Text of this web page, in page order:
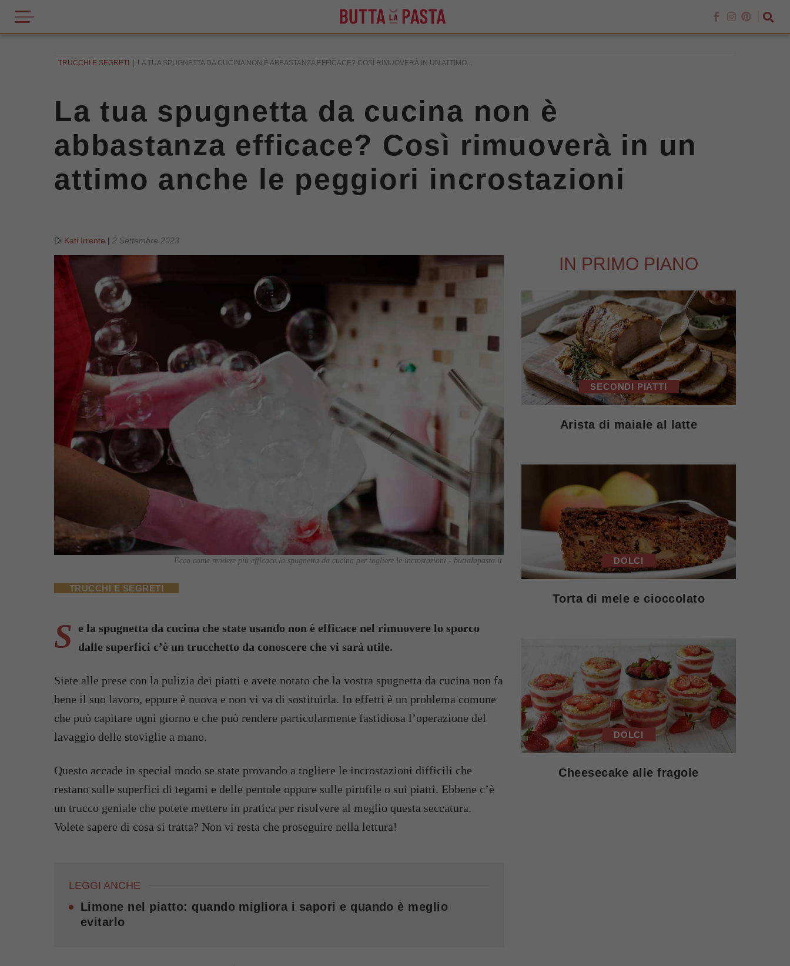
TRUCCHI E SEGRETI LA TUA SPUGNETTA DA CUCINA NON È ABBASTANZA EFFICACE? COSÌ RIMUOVERÀ IN UN ATTIMO...
La tua spugnetta da cucina non è
abbastanza efficace? Così rimuoverà in un
attimo anche le peggiori incrostazioni
Di Kati Irrente | 2 Settembre 2023
Ecco come rendere più efficace la spugnetta da cucina per togliere le incrostazioni - buttalapasta.it
TRUCCHI E SEGRETI
S e la spugnetta da cucina che state usando non è efficace nel rimuovere lo sporco
dalle superfici c’è un trucchetto da conoscere che vi sarà utile.
Siete alle prese con la pulizia dei piatti e avete notato che la vostra spugnetta da cucina non fa
bene il suo lavoro, eppure è nuova e non vi va di sostituirla. In effetti è un problema comune
che può capitare ogni giorno e che può rendere particolarmente fastidiosa l’operazione del
lavaggio delle stoviglie a mano.
Questo accade in special modo se state provando a togliere le incrostazioni difficili che
restano sulle superfici di tegami e delle pentole oppure sulle pirofile o sui piatti. Ebbene c’è
un trucco geniale che potete mettere in pratica per risolvere al meglio questa seccatura.
Volete sapere di cosa si tratta? Non vi resta che proseguire nella lettura!
LEGGI ANCHE
Limone nel piatto: quando migliora i sapori e quando è meglio
evitarlo
IN PRIMO PIANO
SECONDI PIATTI
Arista di maiale al latte
DOLCI
Torta di mele e cioccolato
DOLCI
Cheesecake alle fragole